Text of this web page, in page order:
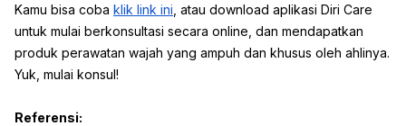
Kamu bisa coba klik link ini , atau download aplikasi Diri Care
untuk mulai berkonsultasi secara online, dan mendapatkan
produk perawatan wajah yang ampuh dan khusus oleh ahlinya.
Yuk, mulai konsul!
Referensi: